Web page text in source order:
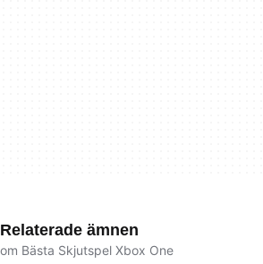
Relaterade ämnen
om Bästa Skjutspel Xbox One